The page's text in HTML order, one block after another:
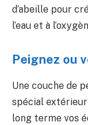
d’abeille pour
l’eau et à
Peignez ou
Une couche de
spécial
long terme vos